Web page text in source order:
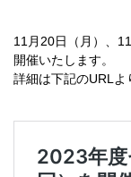
11月20日（月）、
開催いたします。
詳細は下記のURLよ